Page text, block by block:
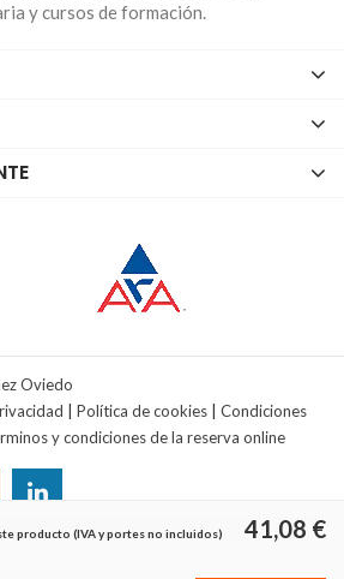
producto (IVA y portes no incluidos) 41,08 €
y cursos de formación.
Oviedo
Política de cookies
Condiciones
y condiciones de la reserva online